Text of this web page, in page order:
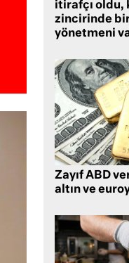
itirafçı oldu,
zincirinde bir
yönetmeni
Zayıf ABD
altın ve